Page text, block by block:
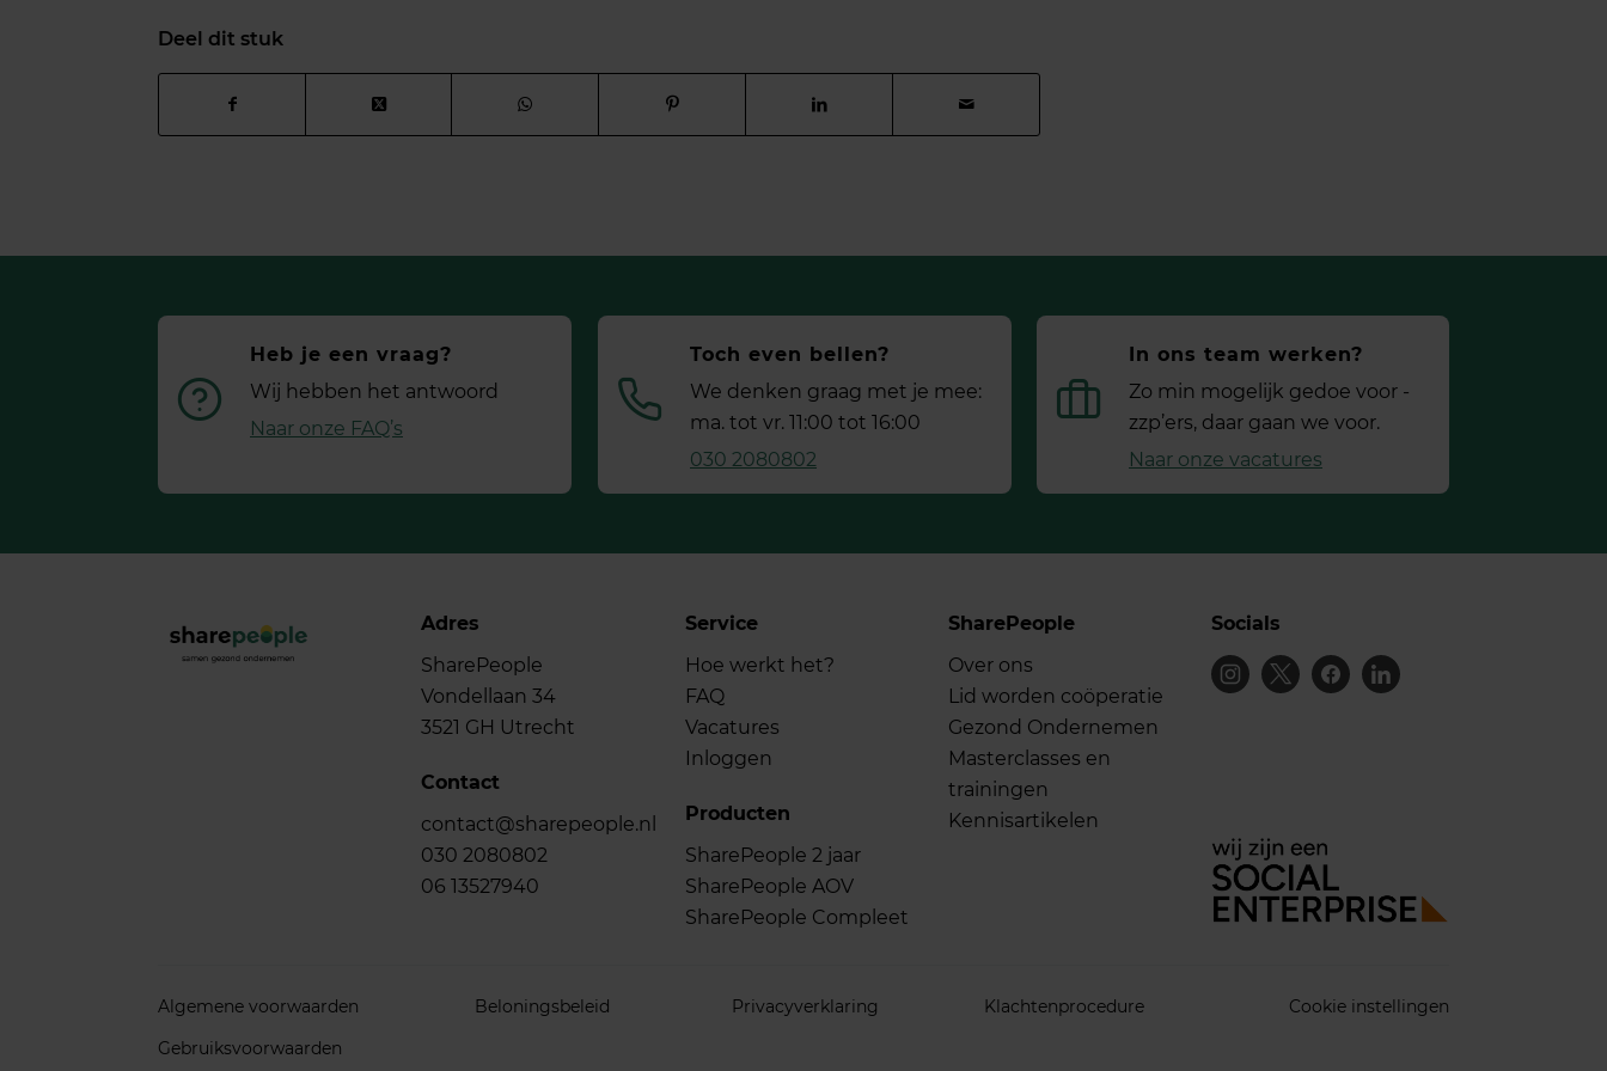
Deel dit stuk
Heb je een vraag?
Wij hebben het antwoord
Naar onze FAQ’s
Toch even bellen?
We denken graag met je mee:
ma. tot vr. 11:00 tot 16:00
030 2080802
In ons team werken?
Zo min mogelijk gedoe voor ­
zzp’ers, daar gaan we voor.
Naar onze vacatures
Adres
SharePeople
Vondellaan 34
3521 GH Utrecht
Contact
contact@sharepeople.nl
030 2080802
06 13527940
Service
Hoe werkt het?
FAQ
Vacatures
Inloggen
Producten
SharePeople 2 jaar
SharePeople AOV
SharePeople Compleet
SharePeople
Over ons
Lid worden coöperatie
Gezond Ondernemen
Masterclasses en
trainingen
Kennisartikelen
Socials
Algemene voorwaarden
Gebruiksvoorwaarden
Beloningsbeleid Privacyverklaring Klachtenprocedure Cookie instellingen